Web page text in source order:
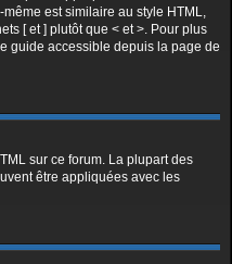
est similaire au style HTML,
[ et ] plutôt que < et >. Pour plus
guide accessible depuis la page de
sur ce forum. La plupart des
être appliquées avec les